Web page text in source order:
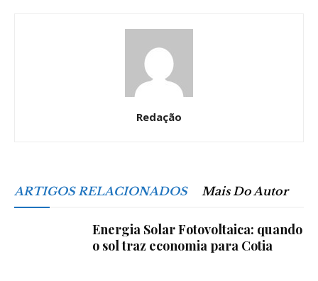
Redação
ARTIGOS RELACIONADOS Mais Do Autor
Energia Solar Fotovoltaica: quando
o sol traz economia para Cotia